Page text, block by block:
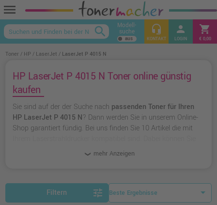
menu
keyboard_arrow_up
search Modell-
suche headset_mic
KONTAKT
person
LOGIN
shopping_cart
€ 0,00
Toner HP LaserJet LaserJet P 4015 N
HP LaserJet P 4015 N Toner online günstig
kaufen
Sie sind auf der der Suche nach passenden Toner für Ihren
HP LaserJet P 4015 N? Dann werden Sie in unserem Online-
Shop garantiert fündig. Bei uns finden Sie 10 Artikel die mit
wählen oder zu
mehr Anzeigen
Filtern tune